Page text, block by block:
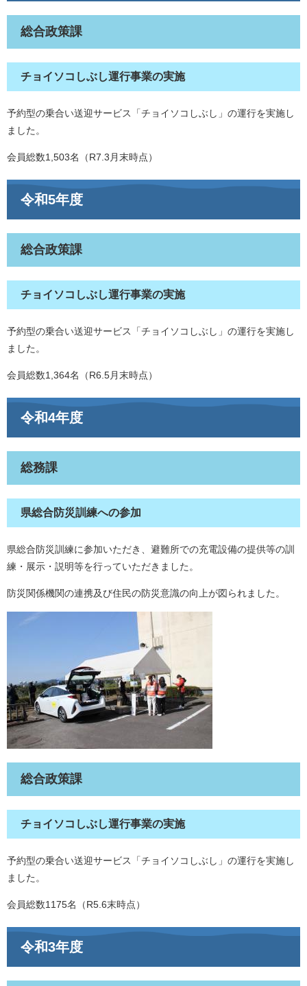
総合政策課
チョイソコしぶし運行事業の実施
予約型の乗合い送迎サービス「チョイソコしぶし」の運行を実施し
ました。
会員総数1,503名（R7.3月末時点）
令和5年度
総合政策課
チョイソコしぶし運行事業の実施
予約型の乗合い送迎サービス「チョイソコしぶし」の運行を実施し
ました。
会員総数1,364名（R6.5月末時点）
令和4年度
総務課
県総合防災訓練への参加
県総合防災訓練に参加いただき、避難所での充電設備の提供等の訓
練・展示・説明等を行っていただきました。
防災関係機関の連携及び住民の防災意識の向上が図られました。
総合政策課
チョイソコしぶし運行事業の実施
予約型の乗合い送迎サービス「チョイソコしぶし」の運行を実施し
ました。
会員総数1175名（R5.6末時点）
令和3年度